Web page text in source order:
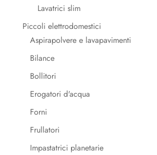
Lavatrici slim
Piccoli elettrodomestici
Aspirapolvere e lavapavimenti
Bilance
Bollitori
Erogatori d'acqua
Forni
Frullatori
Impastatrici planetarie